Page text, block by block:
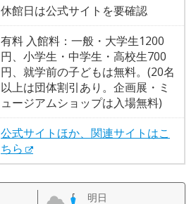
休館日は公式サイトを要確認
有料 入館料：一般・大学生1200
円、小学生・中学生・高校生700
円、就学前の子どもは無料。(20名
以上は団体割引あり。企画展・ミ
ュージアムショップは入場無料)
公式サイトほか、関連サイトはこ
ちら
明日